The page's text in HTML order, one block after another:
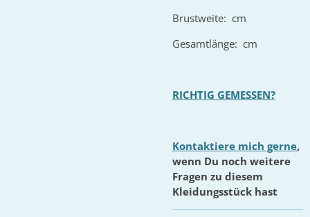
Brustweite: cm
Gesamtlänge: cm
RICHTIG GEMESSEN?
Kontaktiere mich gerne,
wenn Du noch weitere
Fragen zu diesem
Kleidungsstück hast